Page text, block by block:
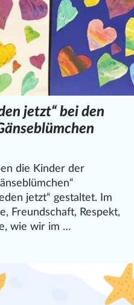
jetzt“ bei den
die Kinder der
jetzt“ gestaltet. Im
Freundschaft, Respekt,
wie wir im …
„Frieden jetzt“ bei